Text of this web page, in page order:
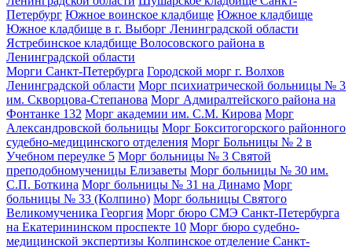
Петербург Южное воинское кладбище Южное кладбище
Южное кладбище в г. Выборг Ленинградской области
Ястребинское кладбище Волосовского района в
Ленинградской области
Морги Санкт-Петербурга Городской морг г. Волхов
Ленинградской области Морг психиатрической больницы № 3
им. Скворцова-Степанова Морг Адмиралтейского района на
Фонтанке 132 Морг академии им. С.М. Кирова Морг
Александровской больницы Морг Бокситогорского районного
судебно-медицинского отделения Морг Больницы № 2 в
Учебном переулке 5 Морг больницы № 3 Святой
преподобномученицы Елизаветы Морг больницы № 30 им.
С.П. Боткина Морг больницы № 31 на Динамо Морг
больницы № 33 (Колпино) Морг больницы Святого
Великомученика Георгия Морг бюро СМЭ Санкт-Петербурга
на Екатерининском проспекте 10 Морг бюро судебно-
медицинской экспертизы Колпинское отделение Санкт-